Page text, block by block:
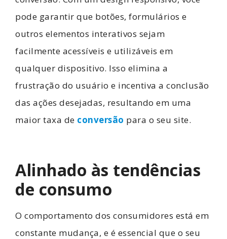
pode garantir que botões, formulários e
outros elementos interativos sejam
facilmente acessíveis e utilizáveis em
qualquer dispositivo. Isso elimina a
frustração do usuário e incentiva a conclusão
das ações desejadas, resultando em uma
maior taxa de conversão para o seu site.
Alinhado às tendências
de consumo
O comportamento dos consumidores está em
constante mudança, e é essencial que o seu